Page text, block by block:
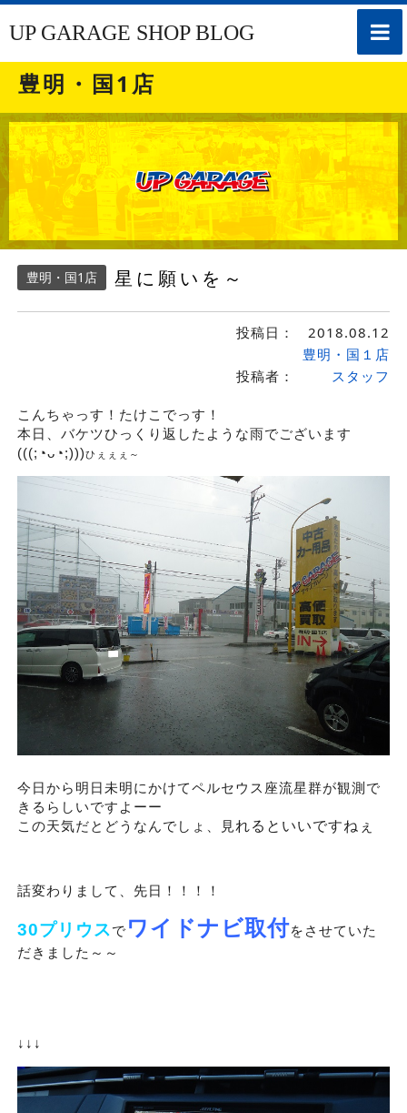
toggle
UP GARAGE SHOP BLOG
豊明・国1店
豊明・国1店 星に願いを～
投稿日： 2018.08.12
投稿者：
豊明・国１店
スタッフ
こんちゃっす！たけこでっす！
本日、バケツひっくり返したような雨でございます
(((;◔ᴗ◔;)))ひぇぇぇ～
今日から明日未明にかけてペルセウス座流星群が観測で
きるらしいですよーー
この天気だとどうなんでしょ、見れるといいですねぇ
話変わりまして、先日！！！！
30プリウスで ワイドナビ取付をさせていた
だきました～～
↓↓↓